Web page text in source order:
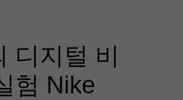
디지털 비
험 Nike